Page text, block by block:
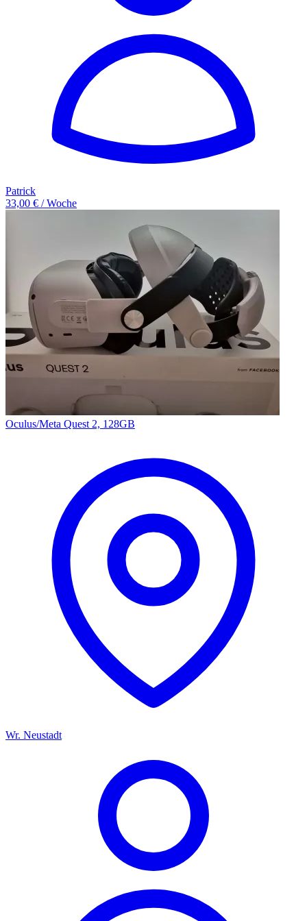
Patrick
33,00 € / Woche
Oculus/Meta Quest 2, 128GB
Wr. Neustadt